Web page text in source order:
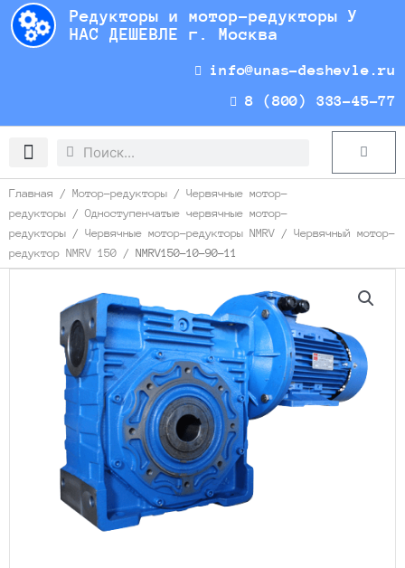
Перейти
содержимому
Редукторы и мотор-редукторы У
НАС ДЕШЕВЛЕ г. Москва
info@unas-deshevle.ru
8 (800) 333-45-77
Search
Search Cart
Главная / Мотор-редукторы / Червячные мотор-
редукторы / Одноступенчатые червячные мотор-
редукторы / Червячные мотор-редукторы NMRV / Червячный мотор-
редуктор NMRV 150 / NMRV150-10-90-11